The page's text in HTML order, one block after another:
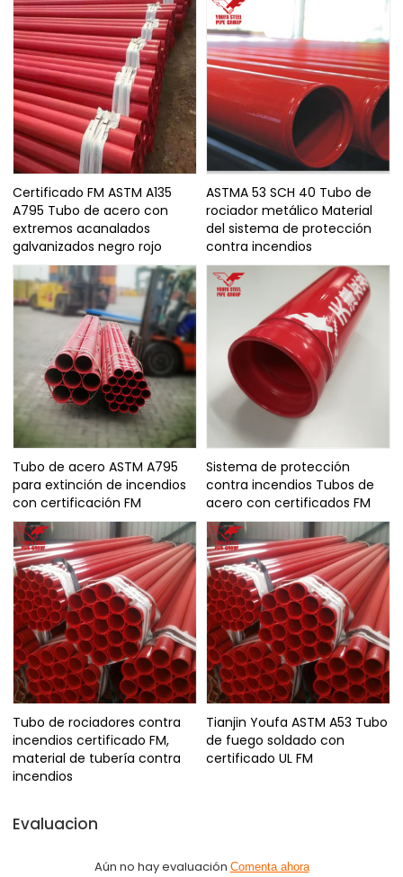
Certificado FM ASTM A135
A795 Tubo de acero con
extremos acanalados
galvanizados negro rojo
ASTMA 53 SCH 40 Tubo de
rociador metálico Material
del sistema de protección
contra incendios
Tubo de acero ASTM A795
para extinción de incendios
con certificación FM
Sistema de protección
contra incendios Tubos de
acero con certificados FM
Tubo de rociadores contra
incendios certificado FM,
material de tubería contra
incendios
Tianjin Youfa ASTM A53 Tubo
de fuego soldado con
certificado UL FM
Evaluacion
Aún no hay evaluación Comenta ahora